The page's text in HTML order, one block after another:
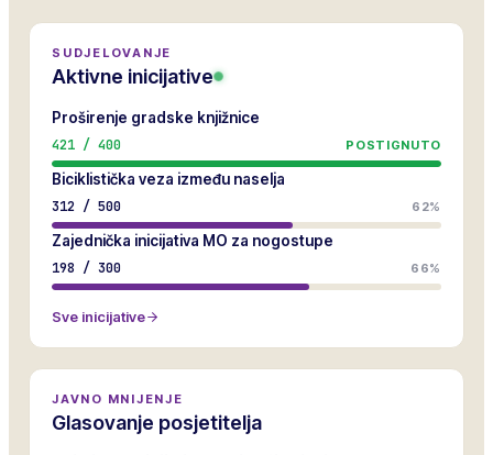
SUDJELOVANJE
Aktivne inicijative
Proširenje gradske knjižnice
421 / 400 POSTIGNUTO
Biciklistička veza između naselja
312 / 500 62%
Zajednička inicijativa MO za nogostupe
198 / 300 66%
Sve inicijative
JAVNO MNIJENJE
Glasovanje posjetitelja